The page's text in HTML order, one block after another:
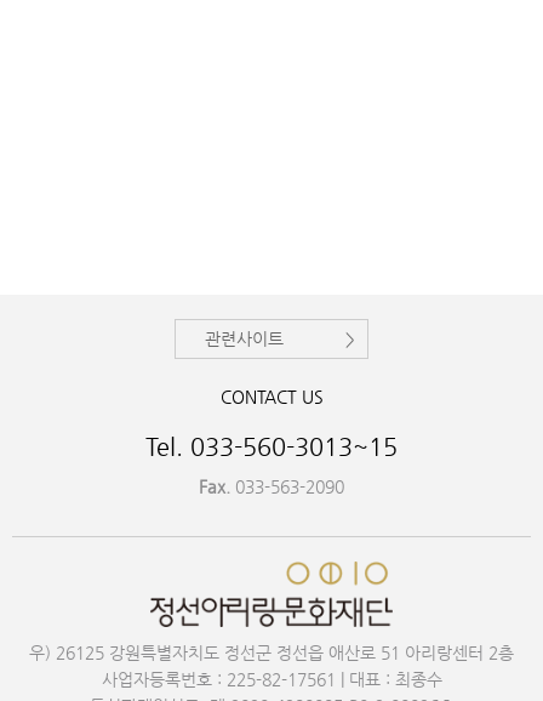
관련사이트
CONTACT US
Tel. 033-560-3013~15
Fax. 033-563-2090
우) 26125 강원특별자치도 정선군 정선읍 애산로 51 아리랑센터 2층
사업자등록번호 : 225-82-17561 | 대표 : 최종수